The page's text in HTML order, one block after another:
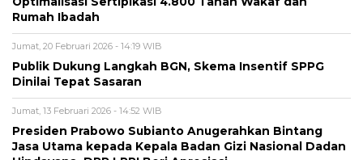
Rumah Ibadah
Jumat, 20 Februari 2026 - 14:19 WIB
Publik Dukung Langkah BGN, Skema Insentif SPPG
Dinilai Tepat Sasaran
Jumat, 13 Februari 2026 - 14:52 WIB
Presiden Prabowo Subianto Anugerahkan Bintang
Jasa Utama kepada Kepala Badan Gizi Nasional Dadan